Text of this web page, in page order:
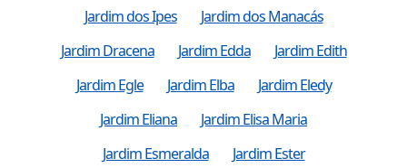
Jardim dos Ipes
Jardim dos Manacás
Jardim Dracena
Jardim Edda
Jardim Edith
Jardim Egle
Jardim Elba
Jardim Eledy
Jardim Eliana
Jardim Elisa Maria
Jardim Esmeralda
Jardim Ester